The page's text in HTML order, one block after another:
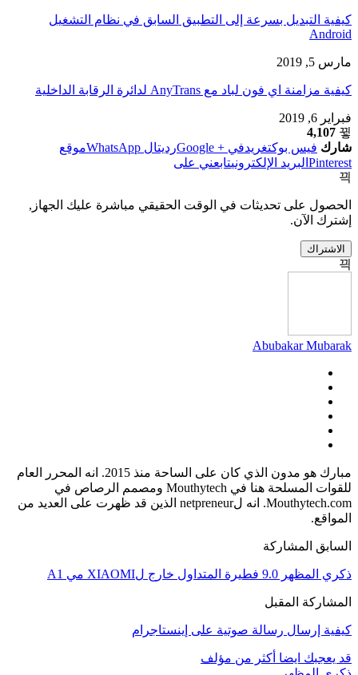
نافذة
جديدة)
نافذة
جديدة) جديدة)
في
نافذة
جديدة)
نافذة
جديدة)
نافذة
جديدة)
كيفية التبديل بسرعة إلى التطبيق السابق في نظام التشغيل
Android
مارس 5, 2019
كيفية مزامنة اي فون لباد مع AnyTrans لدائرة الرقابة الداخلية
فبراير 6, 2019
4,107
شارك فيس بوكتغريدفي + Google رديتال WhatsApp
موقع
Pinterest البريد الإلكترونيتابعني على
الحصول على تحديثات في الوقت الحقيقي مباشرة عليك الجهاز,
إشترك الآن.
الاشتراك
Abubakar Mubarak
مبارك هو مدون الذي كان على الساحة منذ 2015. انه المحرر العام
للقوات المسلحة هنا في Mouthytech ومصمم الرصاص في
Mouthytech.com. انه لnetpreneur الذين قد ظهرت على العديد من
المواقع.
السابق المشاركة
ذكري المظهر 9.0 فطيرة المتداول خارج لXIAOMI مي A1
المشاركة المقبل
كيفية إرسال رسالة صوتية على إينستاجرام
قد يعجبك ايضا أكثر من مؤلف